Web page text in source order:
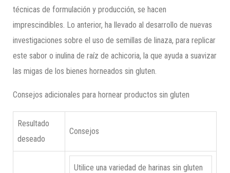
técnicas de formulación y producción, se hacen
imprescindibles. Lo anterior, ha llevado al desarrollo de nuevas
investigaciones sobre el uso de semillas de linaza, para replicar
este sabor o inulina de raíz de achicoria, la que ayuda a suavizar
las migas de los bienes horneados sin gluten.
Consejos adicionales para hornear productos sin gluten
Resultado
deseado
Consejos
Utilice una variedad de harinas sin gluten